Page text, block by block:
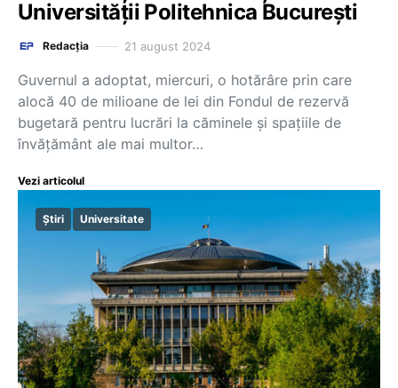
Universității Politehnica București
Redacția 21 august 2024
Guvernul a adoptat, miercuri, o hotărâre prin care
alocă 40 de milioane de lei din Fondul de rezervă
bugetară pentru lucrări la căminele și spațiile de
învățământ ale mai multor…
Vezi articolul
Știri Universitate